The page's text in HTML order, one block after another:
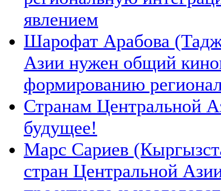
явлением
Шарофат Арабова
Азии нужен общий
формированию
Странам Центральной
будущее!
Марс Сариев
стран Центральной